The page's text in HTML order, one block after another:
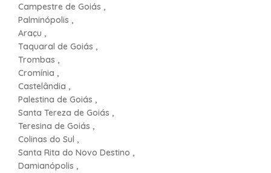
Campestre de Goiás ,
Palminópolis ,
Araçu ,
Taquaral de Goiás ,
Trombas ,
Cromínia ,
Castelândia ,
Palestina de Goiás ,
Santa Tereza de Goiás ,
Teresina de Goiás ,
Colinas do Sul ,
Santa Rita do Novo Destino ,
Damianópolis ,